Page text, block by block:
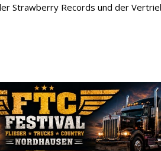
Strawberry Records und der